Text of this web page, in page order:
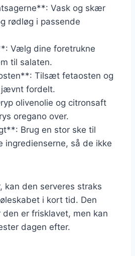
Vask og skær
rødløg i passende
Vælg dine foretrukne
til salaten.
Tilsæt fetaosten og
jævnt fordelt.
olivenolie og citronsaft
oregano over.
Brug en stor ske til
ingredienserne, så de ikke
kan den serveres straks
i kort tid. Den
er frisklavet, men kan
dagen efter.